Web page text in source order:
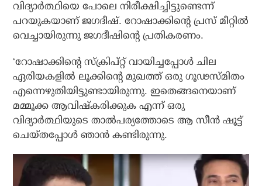
വിദ്യാര്‍ത്ഥിയെ പോലെ നിരീക്ഷിച്ചിട്ടുണ്ടെന്ന്
പറയുകയാണ് ജഗദീഷ്. റോഷാക്കിന്റെ പ്രസ് മീറ്റില്‍
വെച്ചായിരുന്നു ജഗദീഷിന്റെ പ്രതികരണം.
‘റോഷാക്കിന്റെ സ്‌ക്രിപ്റ്റ് വായിച്ചപ്പോള്‍ ചില
ഏരിയകളില്‍ ലൂക്കിന്റെ മുഖത്ത് ഒരു ഗൂഢസ്മിതം
എന്നെഴുതിയിട്ടുണ്ടായിരുന്നു. ഇതെങ്ങനെയാണ്
മമ്മൂക്ക ആവിഷ്‌കരിക്കുക എന്ന് ഒരു
വിദ്യാര്‍ത്ഥിയുടെ താല്‍പര്യത്തോടെ ആ സീന്‍ ഷൂട്ട്
ചെയ്തപ്പോള്‍ ഞാന്‍ കണ്ടിരുന്നു.